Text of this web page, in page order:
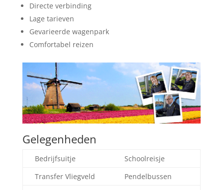
Directe verbinding
Lage tarieven
Gevarieerde wagenpark
Comfortabel reizen
Gelegenheden
Bedrijfsuitje
Schoolreisje
Transfer Vliegveld
Pendelbussen